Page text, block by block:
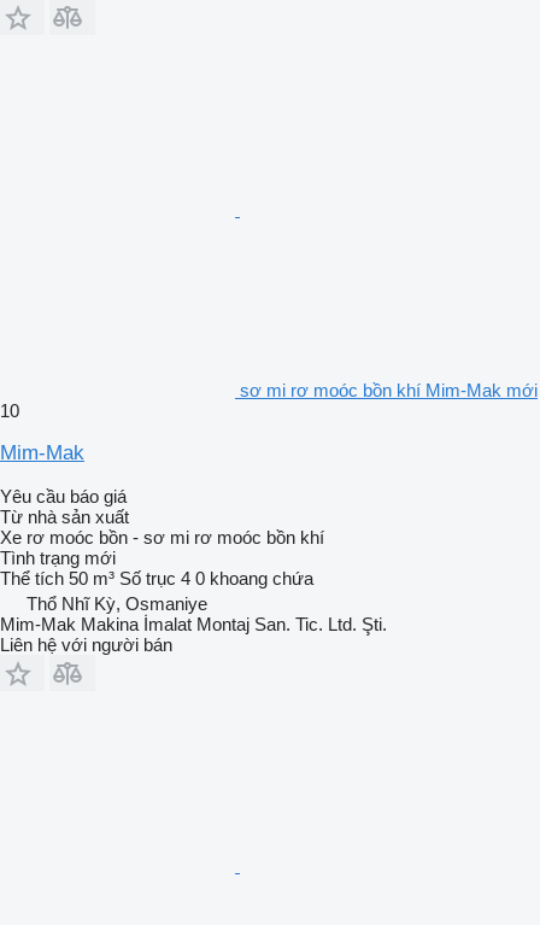
sơ mi rơ moóc bồn khí Mim-Mak mới
10
Mim-Mak
Yêu cầu báo giá
Từ nhà sản xuất
Xe rơ moóc bồn - sơ mi rơ moóc bồn khí
Tình trạng mới
Thể tích 50 m³ Số trục 4 0 khoang chứa
Thổ Nhĩ Kỳ, Osmaniye
Mim-Mak Makina İmalat Montaj San. Tic. Ltd. Şti.
Liên hệ với người bán